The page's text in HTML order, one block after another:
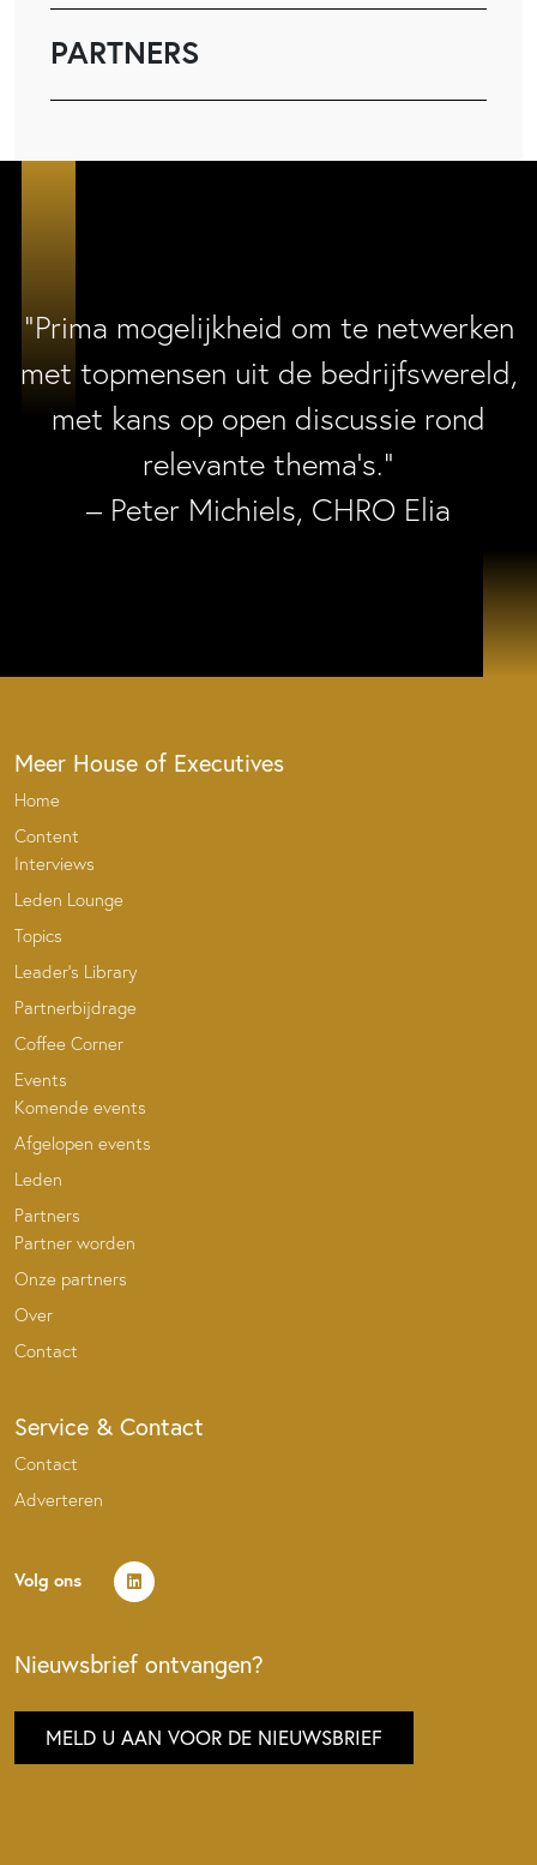
PARTNERS
“Prima mogelijkheid om te netwerken
met topmensen uit de bedrijfswereld,
met kans op open discussie rond
relevante thema’s.”
– Peter Michiels, CHRO Elia
Meer House of Executives
Home
Content
Interviews
Leden Lounge
Topics
Leader’s Library
Partnerbijdrage
Coffee Corner
Events
Komende events
Afgelopen events
Leden
Partners
Partner worden
Onze partners
Over
Contact
Service & Contact
Contact
Adverteren
Volg ons
Nieuwsbrief ontvangen?
MELD U AAN VOOR DE NIEUWSBRIEF